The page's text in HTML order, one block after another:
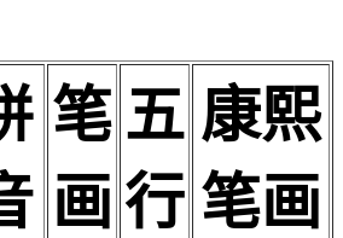
笔
画
五
行
康熙
笔画